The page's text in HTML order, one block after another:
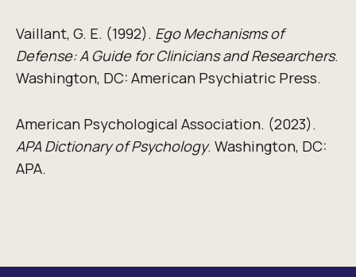
Vaillant, G. E. (1992). Ego Mechanisms of
Defense: A Guide for Clinicians and Researchers.
Washington, DC: American Psychiatric Press.
American Psychological Association. (2023).
APA Dictionary of Psychology. Washington, DC:
APA.